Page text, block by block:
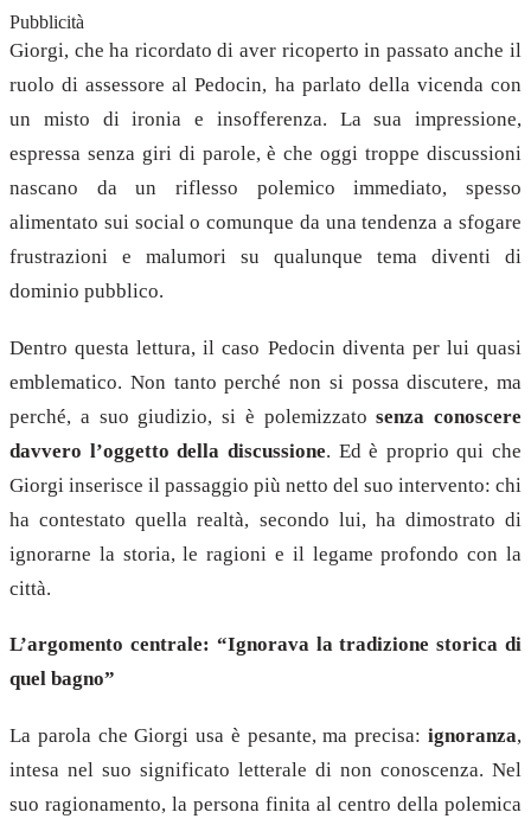
Pubblicità
Giorgi, che ha ricordato di aver ricoperto in passato anche il
ruolo di assessore al Pedocin, ha parlato della vicenda con
un misto di ironia e insofferenza. La sua impressione,
espressa senza giri di parole, è che oggi troppe discussioni
nascano da un riflesso polemico immediato, spesso
alimentato sui social o comunque da una tendenza a sfogare
frustrazioni e malumori su qualunque tema diventi di
dominio pubblico.
Dentro questa lettura, il caso Pedocin diventa per lui quasi
emblematico. Non tanto perché non si possa discutere, ma
perché, a suo giudizio, si è polemizzatosenza conoscere
davvero l’oggetto della discussione. Ed è proprio qui che
Giorgi inserisce il passaggio più netto del suo intervento: chi
ha contestato quella realtà, secondo lui, ha dimostrato di
ignorarne la storia, le ragioni e il legame profondo con la
città.
L’argomento centrale: “Ignorava la tradizione storica di
quel bagno”
La parola che Giorgi usa è pesante, ma precisa: ignoranza,
intesa nel suo significato letterale di non conoscenza. Nel
suo ragionamento, la persona finita al centro della polemica